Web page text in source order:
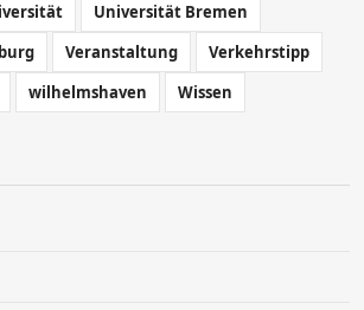
Universität Bremen
Veranstaltung
Verkehrstipp
wilhelmshaven Wissen